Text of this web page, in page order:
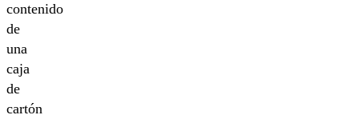
contenido
de
una
caja
de
cartón